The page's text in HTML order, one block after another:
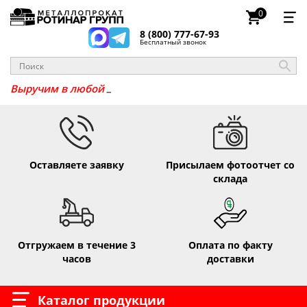
8 (800) 777-67-93
Бесплатный звонок
0
Выручим _
Оставляете заявку
Присылаем фотоотчет со
склада
Отгружаем в течение 3
часов
Оплата по факту
доставки
Каталог продукции